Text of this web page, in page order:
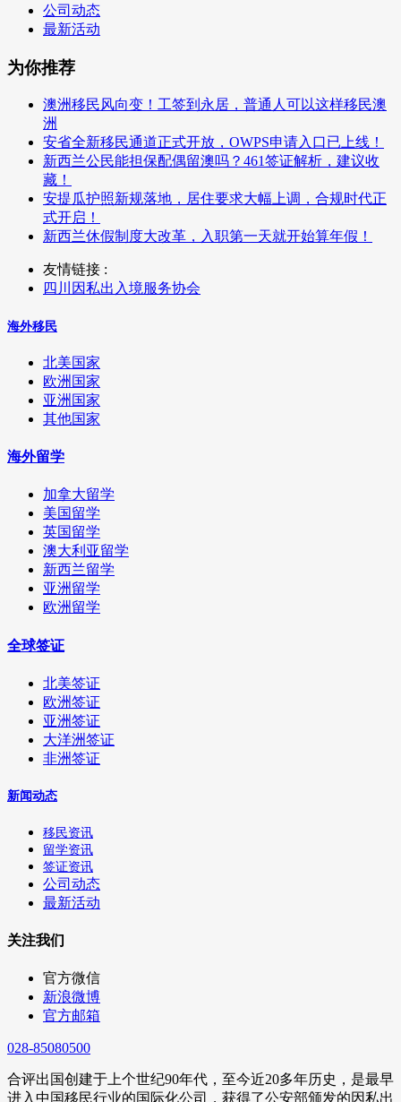
公司动态
最新活动
为你推荐
澳洲移民风向变！工签到永居，普通人可以这样移民澳
洲
安省全新移民通道正式开放，OWPS申请入口已上线！
新西兰公民能担保配偶留澳吗？461签证解析，建议收
藏！
安提瓜护照新规落地，居住要求大幅上调，合规时代正
式开启！
新西兰休假制度大改革，入职第一天就开始算年假！
友情链接 :
四川因私出入境服务协会
海外移民
北美国家
欧洲国家
亚洲国家
其他国家
海外留学
加拿大留学
美国留学
英国留学
澳大利亚留学
新西兰留学
亚洲留学
欧洲留学
全球签证
北美签证
欧洲签证
亚洲签证
大洋洲签证
非洲签证
新闻动态
移民资讯
留学资讯
签证资讯
公司动态
最新活动
关注我们
官方微信
新浪微博
官方邮箱
028-85080500
合评出国创建于上个世纪90年代，至今近20多年历史，是最早
进入中国移民行业的国际化公司，获得了公安部颁发的因私出